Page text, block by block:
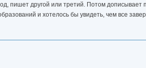
пишет другой или третий. Потом дописывает
и хотелось бы увидеть, чем все